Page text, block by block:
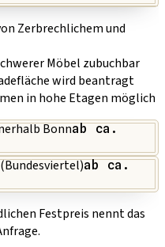
Zerbrechlichem und
Möbel zubuchbar
wird beantragt
in hohe Etagen möglich
Bonnab ca.
ab ca.
Festpreis nennt das